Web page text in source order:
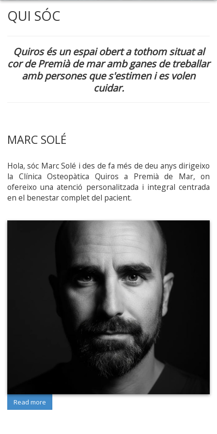
QUI SÓC
Quiros és un espai obert a tothom situat al
cor de Premià de mar amb ganes de treballar
amb persones que s'estimen i es volen
cuidar.
MARC SOLÉ
Hola, sóc Marc Solé i des de fa més de deu anys dirigeixo
la Clínica Osteopàtica Quiros a Premià de Mar, on
ofereixo una atenció personalitzada i integral centrada
en el benestar complet del pacient.
Read more